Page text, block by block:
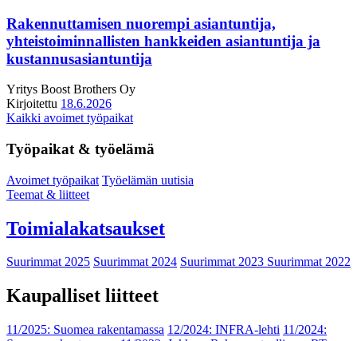
Rakennuttamisen nuorempi asiantuntija,
yhteistoiminnallisten hankkeiden asiantuntija ja
kustannusasiantuntija
Yritys Boost Brothers Oy
Kirjoitettu 18.6.2026
Kaikki avoimet työpaikat
Työpaikat & työelämä
Avoimet työpaikat Työelämän uutisia
Teemat & liitteet
Toimialakatsaukset
Suurimmat 2025 Suurimmat 2024 Suurimmat 2023 Suurimmat 2022
Kaupalliset liitteet
11/2025: Suomea rakentamassa 12/2024: INFRA-lehti 11/2024: